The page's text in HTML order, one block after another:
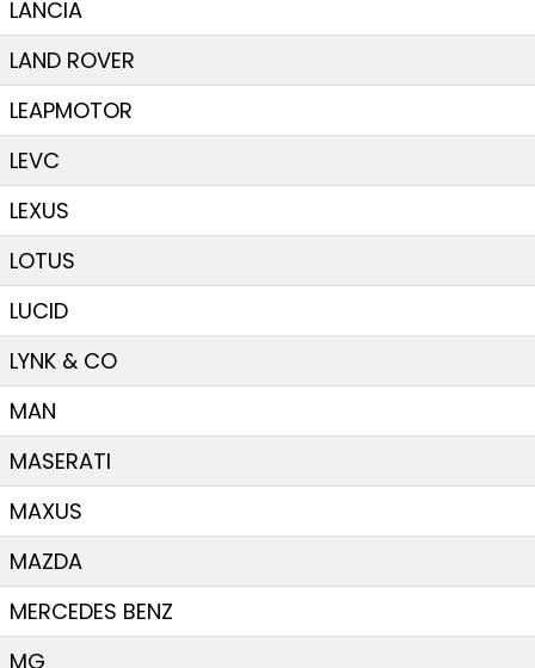
LANCIA
LAND ROVER
LEAPMOTOR
LEVC
LEXUS
LOTUS
LUCID
LYNK & CO
MAN
MASERATI
MAXUS
MAZDA
MERCEDES BENZ
MG